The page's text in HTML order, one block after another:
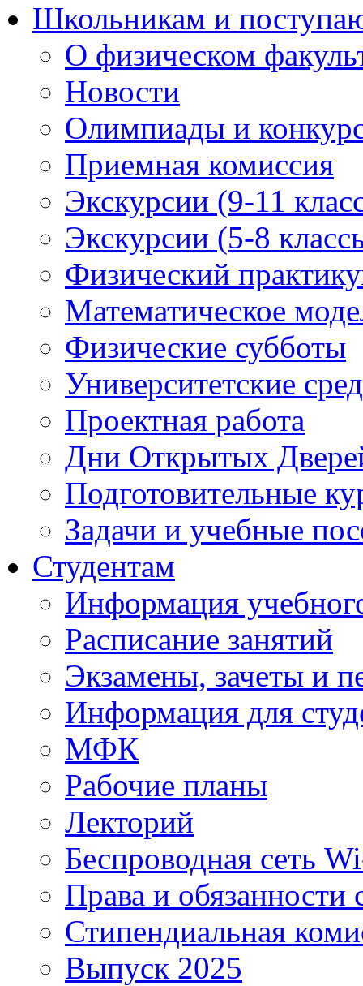
Школьникам и
О физическом
Новости
Олимпиады и
Приемная комиссия
Экскурсии (9-11
Экскурсии (5-8
Физический
Математическое
Физические субботы
Университетские
Проектная работа
Дни Открытых
Подготовительные
Задачи и учебные
Студентам
Информация
Расписание занятий
Экзамены, зачеты и
Информация для
МФК
Рабочие планы
Лекторий
Беспроводная сеть
Права и обязанности
Стипендиальная
Выпуск 2025